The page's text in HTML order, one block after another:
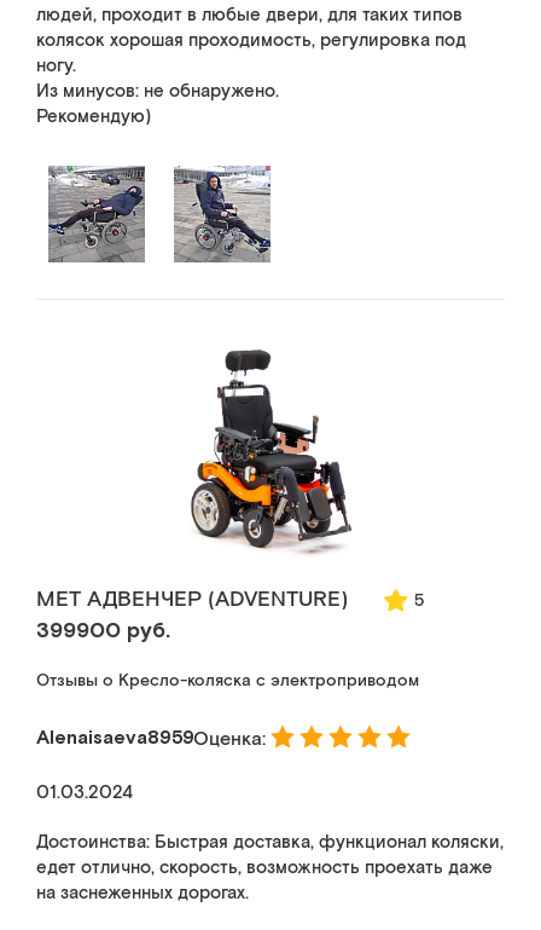
людей, проходит в любые двери, для таких типов
колясок хорошая проходимость, регулировка под
ногу.
Из минусов: не обнаружено.
Рекомендую)
МЕТ АДВЕНЧЕР (ADVENTURE) 5
399900 руб.
Отзывы о Кресло-коляска с электроприводом
Alenaisaeva8959Оценка:
01.03.2024
Достоинства: Быстрая доставка, функционал коляски,
едет отлично, скорость, возможность проехать даже
на заснеженных дорогах.